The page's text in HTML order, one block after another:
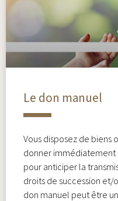
Le don manuel
Vous disposez de biens
donner immédiatement
pour anticiper la
droits de succession et/
don manuel peut être